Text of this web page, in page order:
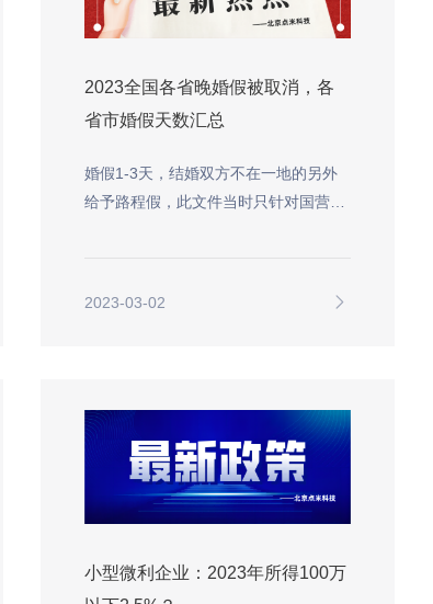
2023全国各省晚婚假被取消，各
省市婚假天数汇总
婚假1-3天，结婚双方不在一地的另外
给予路程假，此文件当时只针对国营企
2023-03-02
小型微利企业：2023年所得100万